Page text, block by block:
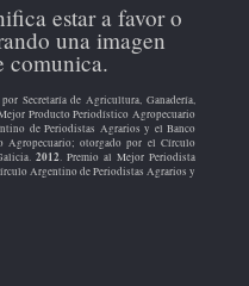
estar a favor o
una imagen
comunica.
Secretaría de Agricultura, Ganadería,
Producto Periodístico Agropecuario
de Periodistas Agrarios y el Banco
Agropecuario; otorgado por el Círculo
2012. Premio al Mejor Periodista
Argentino de Periodistas Agrarios y